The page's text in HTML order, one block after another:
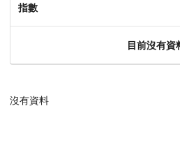
指數
目前沒有資
沒有資料